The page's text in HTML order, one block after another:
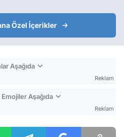
Özel İçerikler
Aşağıda
Reklam
Aşağıda
Reklam